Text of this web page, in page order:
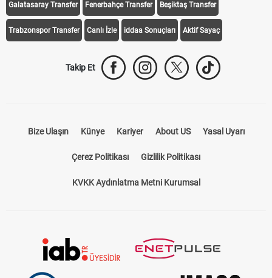
Galatasaray Transfer Fenerbahçe Transfer Beşiktaş Transfer
Trabzonspor Transfer Canlı İzle iddaa Sonuçları Aktif Sayaç
Takip Et
Bize Ulaşın Künye Kariyer About US Yasal Uyarı
Çerez Politikası Gizlilik Politikası
KVKK Aydınlatma Metni Kurumsal